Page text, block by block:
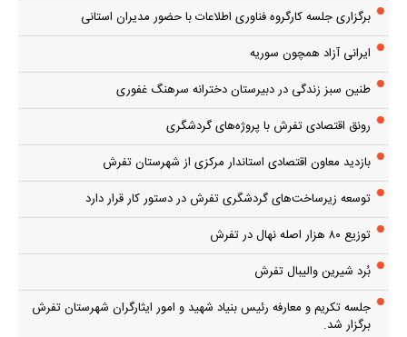
برگزاری جلسه کارگروه فناوری اطلاعات با حضور مدیران استانی
ایرانی آزاد همچون سوریه
طنین سبز زندگی در دبیرستان دخترانه سرهنگ غفوری
رونق اقتصادی تفرش با پروژه‌های گردشگری
بازدید معاون اقتصادی استاندار مرکزی از شهرستان تفرش
توسعه زیرساخت‌های گردشگری تفرش در دستور کار قرار دارد
توزیع ۸۰ هزار اصله نهال در تفرش
بُرد شیرین والیبال تفرش
جلسه تکریم و معارفه رئیس بنیاد شهید و امور ایثارگران شهرستان تفرش
برگزار شد.